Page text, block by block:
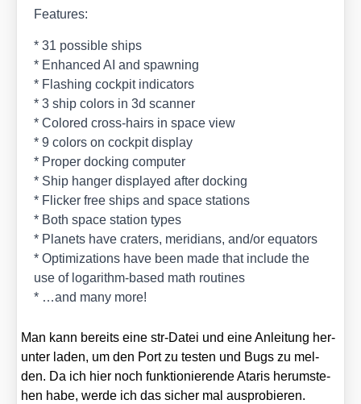
Fea­tures:
* 31 pos­si­ble ships
* Enhan­ced AI and spaw­ning
* Flas­hing cock­pit indi­ca­tors
* 3 ship colors in 3d scan­ner
* Colo­red cross-hairs in space view
* 9 colors on cock­pit dis­play
* Pro­per docking com­pu­ter
* Ship han­ger dis­play­ed after docking
* Fli­cker free ships and space sta­ti­ons
* Both space sta­ti­on types
* Pla­nets have cra­ters, meri­di­ans, and/​or equa­tors
* Opti­miza­ti­ons have been made that include the
use of log­arithm-based math rou­ti­nes
* …and many more!
Man kann bereits eine str-Datei und eine Anlei­tung her­
un­ter laden, um den Port zu tes­ten und Bugs zu mel­
den. Da ich hier noch funk­tio­nie­ren­de Ata­ris her­um­ste­
hen habe, wer­de ich das sicher mal aus­pro­bie­ren.